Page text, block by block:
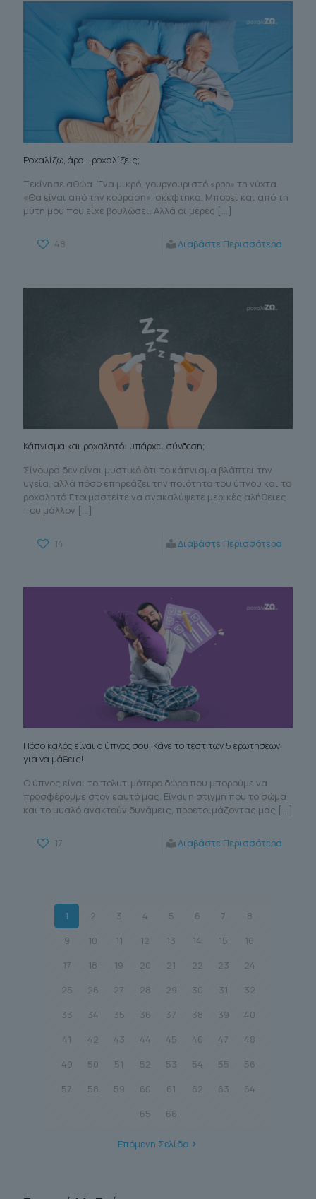
Ροχαλίζω, άρα… ροχαλίζεις;
Ξεκίνησε αθώα. Ένα μικρό, γουργουριστό «ρρρ» τη νύχτα.
«Θα είναι από την κούραση», σκέφτηκα. Μπορεί και από τη
μύτη μου που είχε βουλώσει. Αλλά οι μέρες […]
48 Διαβάστε Περισσότερα
Κάπνισμα και ροχαλητό: υπάρχει σύνδεση;
Σίγουρα δεν είναι μυστικό ότι το κάπνισμα βλάπτει την
υγεία, αλλά πόσο επηρεάζει την ποιότητα του ύπνου και το
ροχαλητό;Ετοιμαστείτε να ανακαλύψετε μερικές αλήθειες
που μάλλον […]
14 Διαβάστε Περισσότερα
Πόσο καλός είναι ο ύπνος σου; Κάνε το τεστ των 5 ερωτήσεων
για να μάθεις!
Ο ύπνος είναι το πολυτιμότερο δώρο που μπορούμε να
προσφέρουμε στον εαυτό μας. Είναι η στιγμή που το σώμα
και το μυαλό ανακτούν δυνάμεις, προετοιμάζοντας μας […]
17 Διαβάστε Περισσότερα
1 2 3 4 5 6 7
8
9
10 11 12 13 14 15
16
17
18 19 20 21 22 23
24
25
26 27 28 29 30 31
32
33
34 35 36 37 38 39
40
41
42 43 44 45 46 47
48
49
50 51 52 53 54 55
56
57
58 59 60 61 62 63
64
65
66
Επόμενη Σελίδα